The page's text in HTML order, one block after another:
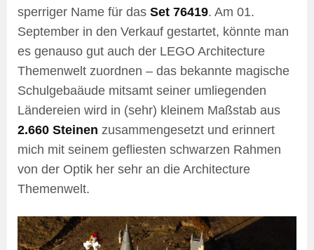
sperriger Name für das Set 76419. Am 01.
September in den Verkauf gestartet, könnte man
es genauso gut auch der LEGO Architecture
Themenwelt zuordnen – das bekannte magische
Schulgebaäude mitsamt seiner umliegenden
Ländereien wird in (sehr) kleinem Maßstab aus
2.660 Steinen zusammengesetzt und erinnert
mich mit seinem gefliesten schwarzen Rahmen
von der Optik her sehr an die Architecture
Themenwelt.